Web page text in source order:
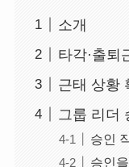
소개
타각·출퇴
근태 상황
그룹 리더
승인
승인